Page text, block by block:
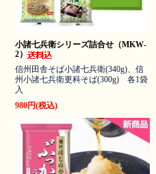
小諸七兵衛シリーズ詰合せ（MKW-
2）
信州田舎そば小諸七兵衛(340g)、信
州小諸七兵衛更科そば(300g) 各1袋
入
980円(税込)